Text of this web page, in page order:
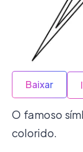
Baixar
O famoso
colorido.